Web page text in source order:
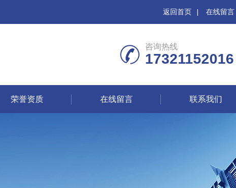
返回首页 | 在线留言
咨询热线
17321152016
荣誉资质 在线留言 联系我们